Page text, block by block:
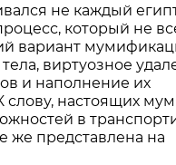
не каждый
который не
вариант
виртуозное
и наполнение их
настоящих
в
же представлена на